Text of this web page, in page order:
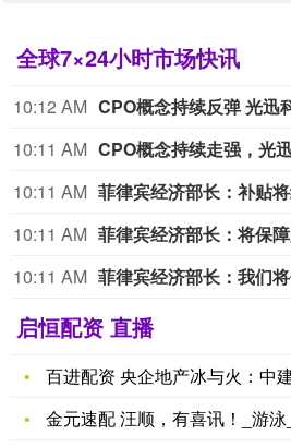
全球7×24小时市场快讯
10:12 AM CPO概念持续反弹 光迅
10:11 AM
10:11 AM
10:11 AM 菲律宾经济部长：将保障
10:11 AM 菲律宾经济部长：我们将
启恒配资 直播
百进配资 央企地产冰与火：中建
金元速配 汪顺，有喜讯！_游